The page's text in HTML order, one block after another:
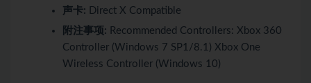
声卡: Direct X Compatible
附注事项: Recommended Controllers: Xbox 360
Controller (Windows 7 SP1/8.1) Xbox One
Wireless Controller (Windows 10)